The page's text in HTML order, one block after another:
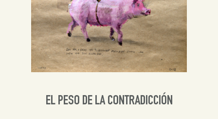
Noticias
Contacto
Español
Inglés
EL PESO DE LA CONTRADICCIÓN